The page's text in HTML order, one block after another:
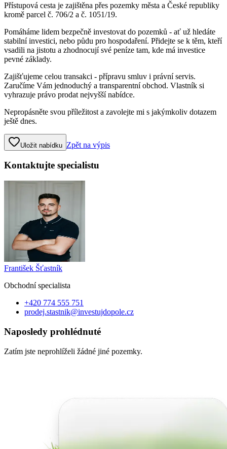
Přístupová cesta je zajištěna přes pozemky města a České republiky
kromě parcel č. 706/2 a č. 1051/19.
Pomáháme lidem bezpečně investovat do pozemků - ať už hledáte
stabilní investici, nebo půdu pro hospodaření. Přidejte se k těm, kteří
vsadili na jistotu a zhodnocují své peníze tam, kde má investice
pevné základy.
Zajišťujeme celou transakci - přípravu smluv i právní servis.
Zaručíme Vám jednoduchý a transparentní obchod. Vlastník si
vyhrazuje právo prodat nejvyšší nabídce.
Nepropásněte svou příležitost a zavolejte mi s jakýmkoliv dotazem
ještě dnes.
Uložit nabídku Zpět na výpis
Kontaktujte specialistu
František Šťastník
Obchodní specialista
+420 774 555 751
prodej.stastnik@investujdopole.cz
Naposledy prohlédnuté
Zatím jste neprohlíželi žádné jiné pozemky.